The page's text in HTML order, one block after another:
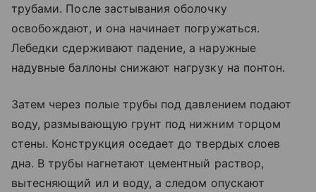
трубами. После застывания оболочку
освобождают, и она начинает погружаться.
Лебедки сдерживают падение, а наружные
надувные баллоны снижают нагрузку на понтон.
Затем через полые трубы под давлением подают
воду, размывающую грунт под нижним торцом
стены. Конструкция оседает до твердых слоев
дна. В трубы нагнетают цементный раствор,
вытесняющий ил и воду, а следом опускают